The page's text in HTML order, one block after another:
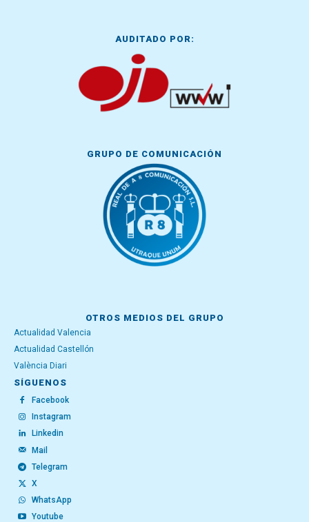
AUDITADO POR:
GRUPO DE COMUNICACIÓN
OTROS MEDIOS DEL GRUPO
Actualidad Valencia
Actualidad Castellón
València Diari
SÍGUENOS
Facebook
Instagram
Linkedin
Mail
Telegram
X
WhatsApp
Youtube